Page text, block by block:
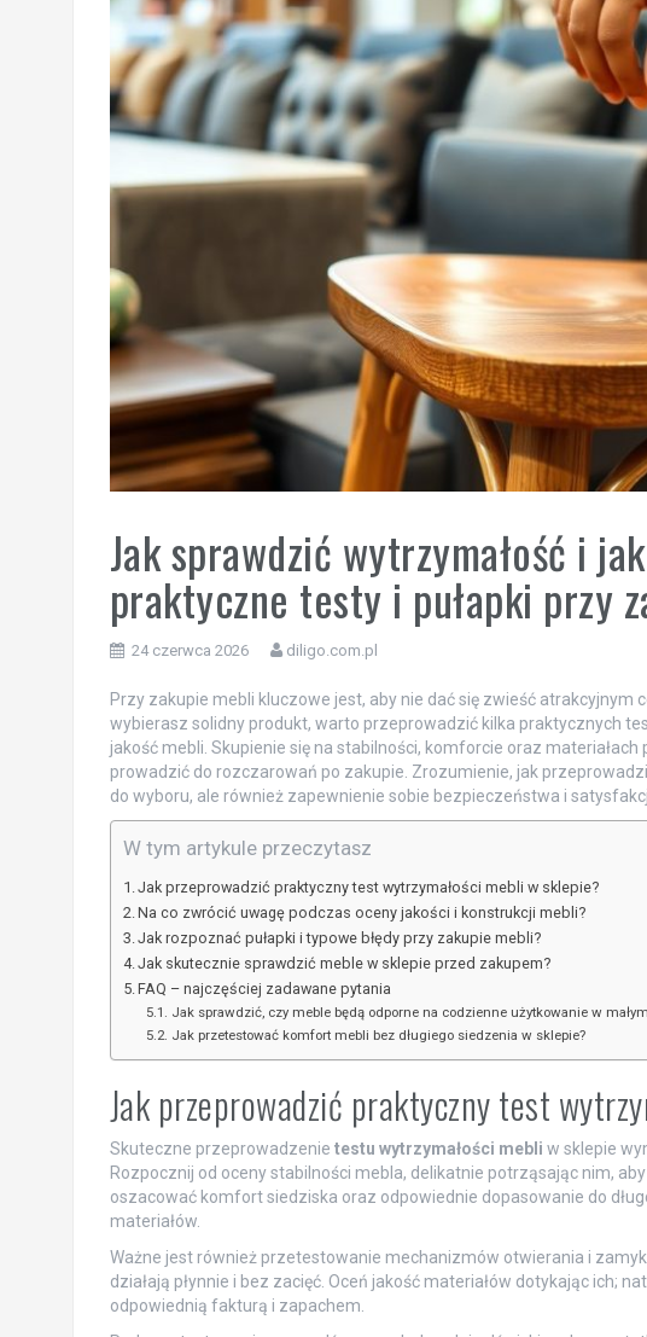
Jak sprawdzić wytrzymałość i
praktyczne testy i pułapki przy
24 czerwca 2026 diligo.com.pl
Przy zakupie mebli kluczowe jest, aby nie dać się zwieść atrakcyjnym
wybierasz solidny produkt, warto przeprowadzić kilka praktycznych
jakość mebli. Skupienie się na stabilności, komforcie oraz
prowadzić do rozczarowań po zakupie. Zrozumienie, jak
do wyboru, ale również zapewnienie sobie bezpieczeństwa i
W tym artykule przeczytasz
Jak przeprowadzić praktyczny test wytrzymałości mebli w sklepie?
Na co zwrócić uwagę podczas oceny jakości i konstrukcji mebli?
Jak rozpoznać pułapki i typowe błędy przy zakupie mebli?
Jak skutecznie sprawdzić meble w sklepie przed zakupem?
FAQ – najczęściej zadawane pytania
Jak sprawdzić, czy meble będą odporne na codzienne użytkowanie w
Jak przetestować komfort mebli bez długiego siedzenia w sklepie?
Jak przeprowadzić praktyczny test
Skuteczne przeprowadzenie testu wytrzymałości mebli w sklepie
Rozpocznij od oceny stabilności mebla, delikatnie potrząsając nim,
oszacować komfort siedziska oraz odpowiednie dopasowanie do
materiałów.
Ważne jest również przetestowanie mechanizmów otwierania i
działają płynnie i bez zacięć. Oceń jakość materiałów dotykając ich;
odpowiednią fakturą i zapachem.